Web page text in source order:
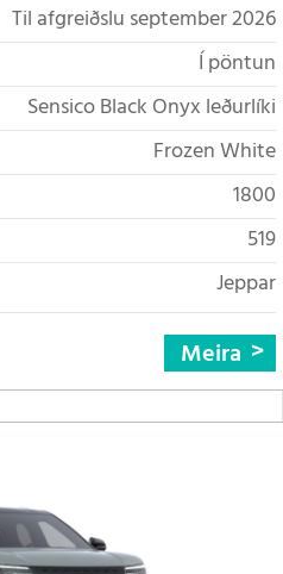
Til afgreiðslu september 2026
Í pöntun
Sensico Black Onyx leðurlíki
Frozen White
1800
519
Jeppar
Meira